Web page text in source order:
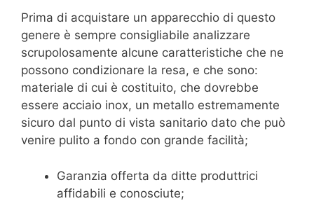
Prima di acquistare un apparecchio di questo
genere è sempre consigliabile analizzare
scrupolosamente alcune caratteristiche che ne
possono condizionare la resa, e che sono:
materiale di cui è costituito, che dovrebbe
essere acciaio inox, un metallo estremamente
sicuro dal punto di vista sanitario dato che può
venire pulito a fondo con grande facilità;
Garanzia offerta da ditte produttrici
affidabili e conosciute;